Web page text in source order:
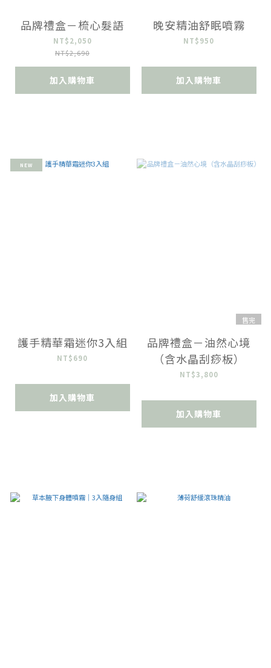
品牌禮盒－梳心髮語
NT$2,050
NT$2,690
加入購物車
晚安精油舒眠噴霧
NT$950
加入購物車
NEW
護手精華霜迷你3入組
NT$690
加入購物車
售完
品牌禮盒－油然心境
（含水晶刮痧板）
NT$3,800
加入購物車